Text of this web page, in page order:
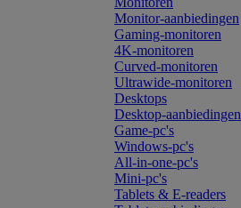
Monitor-aanbiedingen
Gaming-monitoren
4K-monitoren
Curved-monitoren
Ultrawide-monitoren
Desktops
Desktop-aanbiedingen
Game-pc's
Windows-pc's
All-in-one-pc's
Mini-pc's
Tablets & E-readers